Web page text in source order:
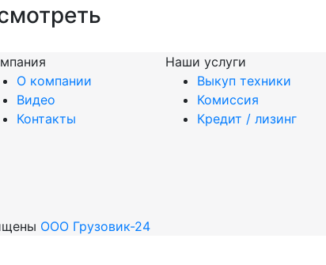
О компании
Видео
Контакты
Наши услуги
Выкуп техники
Комиссия
Кредит / лизинг
ООО Грузовик-24